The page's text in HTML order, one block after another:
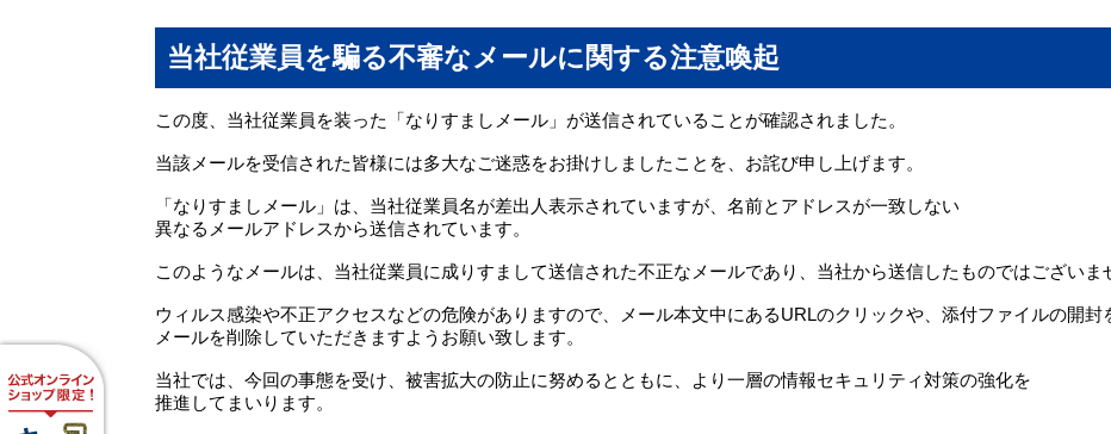
当社従業員を騙る不審なメールに関する注意喚起
この度、当社従業員を装った「なりすましメール」が送信されていることが確認されました。
当該メールを受信された皆様には多大なご迷惑をお掛けしましたことを、お詫び申し上げます。
「なりすましメール」は、当社従業員名が差出人表示されていますが、名前とアドレスが一致しない
異なるメールアドレスから送信されています。
このようなメールは、当社従業員に成りすまして送信された不正なメールであり、当社から送信したものではございま
ウィルス感染や不正アクセスなどの危険がありますので、メール本文中にあるURLのクリックや、添付ファイルの開封
メールを削除していただきますようお願い致します。
当社では、今回の事態を受け、被害拡大の防止に努めるとともに、より一層の情報セキュリティ対策の強化を
推進してまいります。